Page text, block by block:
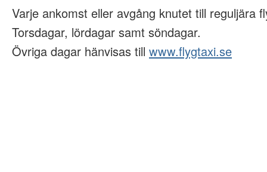
Varje ankomst eller avgång knutet till reguljära
Torsdagar, lördagar samt söndagar.
Övriga dagar hänvisas till www.flygtaxi.se